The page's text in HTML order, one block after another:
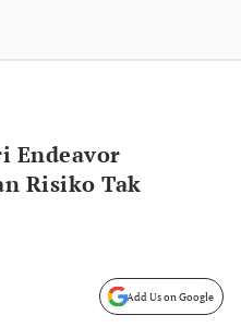
Endeavor
Risiko Tak
Add Us on Google